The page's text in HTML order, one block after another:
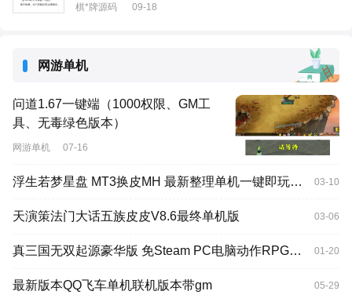
棋*牌源码 09-18
网游单机
问道1.67一键端（1000权限、GM工
具、无毒绿色版本）
网游单机 07-16
浮生若梦星盘 MT3换皮MH 最新整理单机一键即玩镜像端+Linux手工服务端+安卓苹果双端+GM后台全套源码 03-10
天演策法门大话五族皮皮V8.6最终单机版 03-06
真三国无双起源豪华版 免Steam PC电脑动作RPG游戏 01-20
最新版本QQ飞车单机联机版本带gm 05-29